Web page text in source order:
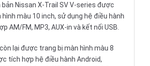
bản Nissan X-Trail SV V-series được
màu 10 inch, sử dụng hệ điều hành
AM/FM, MP3, AUX-in và kết nối USB.
lại được trang bị màn hình màu 8
tích hợp hệ điều hành Android,